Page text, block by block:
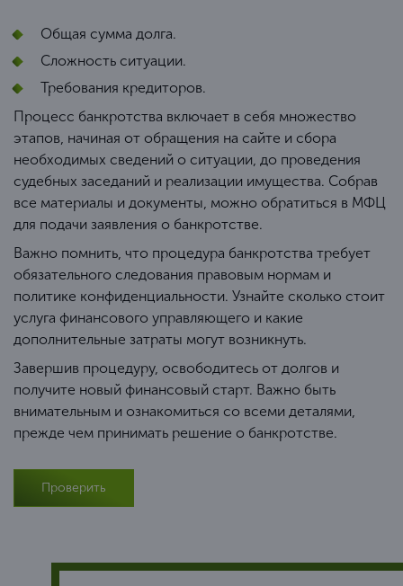
Общая сумма долга.
Сложность ситуации.
Требования кредиторов.
Процесс банкротства включает в себя множество
этапов, начиная от обращения на сайте и сбора
необходимых сведений о ситуации, до проведения
судебных заседаний и реализации имущества. Собрав
все материалы и документы, можно обратиться в МФЦ
для подачи заявления о банкротстве.
Важно помнить, что процедура банкротства требует
обязательного следования правовым нормам и
политике конфиденциальности. Узнайте сколько стоит
услуга финансового управляющего и какие
дополнительные затраты могут возникнуть.
Завершив процедуру, освободитесь от долгов и
получите новый финансовый старт. Важно быть
внимательным и ознакомиться со всеми деталями,
прежде чем принимать решение о банкротстве.
Проверить